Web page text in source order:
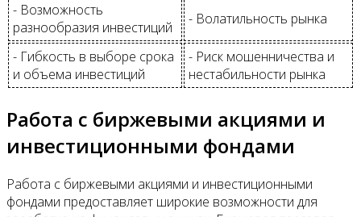
- Возможность
разнообразия инвестиций
- Волатильность рынка
- Гибкость в выборе срока
и объема инвестиций
- Риск мошенничества и
нестабильности рынка
Работа с биржевыми акциями и
инвестиционными фондами
Работа с биржевыми акциями и инвестиционными
фондами предоставляет широкие возможности для